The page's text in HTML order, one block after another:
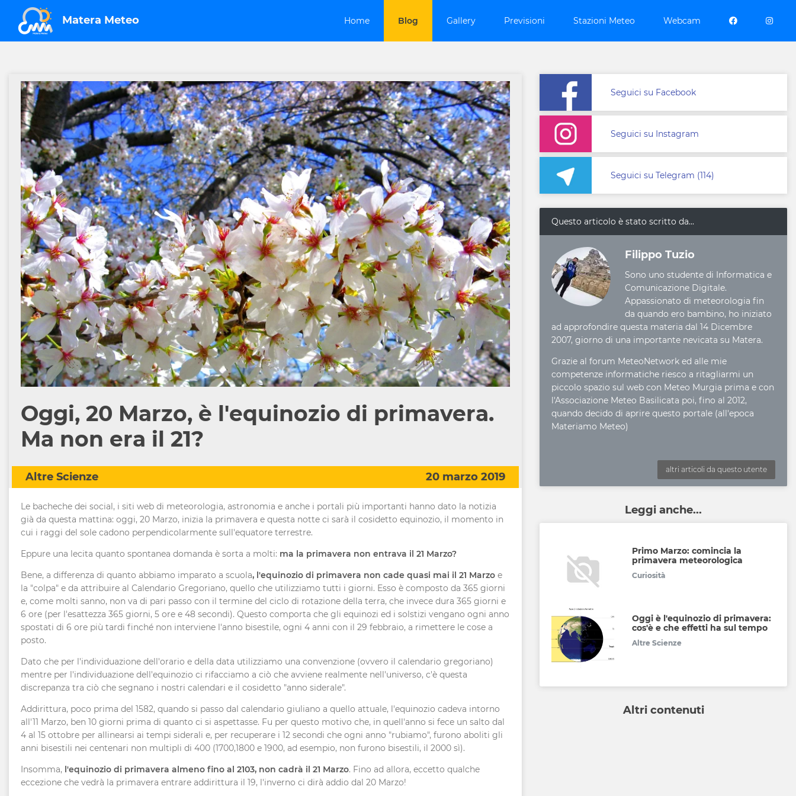
Matera Meteo Webcam
Stazioni Meteo
Previsioni
Gallery
Blog
Home
Oggi, 20 Marzo, è l'equinozio di primavera.
Ma non era il 21?
Altre Scienze 20 marzo 2019
Le bacheche dei social, i siti web di meteorologia, astronomia e anche i portali più importanti hanno dato la notizia
già da questa mattina: oggi, 20 Marzo, inizia la primavera e questa notte ci sarà il cosidetto equinozio, il momento in
cui i raggi del sole cadono perpendicolarmente sull'equatore terrestre.
Eppure una lecita quanto spontanea domanda è sorta a molti: ma la primavera non entrava il 21 Marzo?
Bene, a differenza di quanto abbiamo imparato a scuola, l'equinozio di primavera non cade quasi mai il 21 Marzo e
la "colpa" e da attribuire al Calendario Gregoriano, quello che utilizziamo tutti i giorni. Esso è composto da 365 giorni
e, come molti sanno, non va di pari passo con il termine del ciclo di rotazione della terra, che invece dura 365 giorni e
6 ore (per l'esattezza 365 giorni, 5 ore e 48 secondi). Questo comporta che gli equinozi ed i solstizi vengano ogni anno
spostati di 6 ore più tardi finché non interviene l'anno bisestile, ogni 4 anni con il 29 febbraio, a rimettere le cose a
posto.
Dato che per l'individuazione dell'orario e della data utilizziamo una convenzione (ovvero il calendario gregoriano)
mentre per l'individuazione dell'equinozio ci rifacciamo a ciò che avviene realmente nell'universo, c'è questa
discrepanza tra ciò che segnano i nostri calendari e il cosidetto "anno siderale".
Addirittura, poco prima del 1582, quando si passo dal calendario giuliano a quello attuale, l'equinozio cadeva intorno
all'11 Marzo, ben 10 giorni prima di quanto ci si aspettasse. Fu per questo motivo che, in quell'anno si fece un salto dal
4 al 15 ottobre per allinearsi ai tempi siderali e, per recuperare i 12 secondi che ogni anno "rubiamo", furono aboliti gli
anni bisestili nei centenari non multipli di 400 (1700,1800 e 1900, ad esempio, non furono bisestili, il 2000 sì).
Insomma, l'equinozio di primavera almeno fino al 2103, non cadrà il 21 Marzo. Fino ad allora, eccetto qualche
eccezione che vedrà la primavera entrare addirittura il 19, l'inverno ci dirà addio dal 20 Marzo!
Seguici su Facebook
Seguici su Instagram
Seguici su Telegram (114)
Questo articolo è stato scritto da...
Filippo Tuzio
Sono uno studente di Informatica e
Comunicazione Digitale.
Appassionato di meteorologia fin
da quando ero bambino, ho iniziato
ad approfondire questa materia dal 14 Dicembre
2007, giorno di una importante nevicata su Matera.
Grazie al forum MeteoNetwork ed alle mie
competenze informatiche riesco a ritagliarmi un
piccolo spazio sul web con Meteo Murgia prima e con
l'Associazione Meteo Basilicata poi, fino al 2012,
quando decido di aprire questo portale (all'epoca
Materiamo Meteo)
altri articoli da questo utente
Leggi anche...
Primo Marzo: comincia la
primavera meteorologica
Curiosità
Oggi è l'equinozio di primavera:
cos'è e che effetti ha sul tempo
Altre Scienze
Altri contenuti